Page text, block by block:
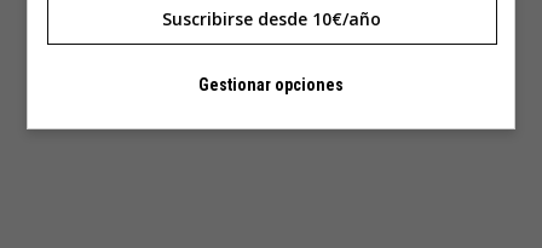
Suscribirse desde 10€/año
Gestionar opciones